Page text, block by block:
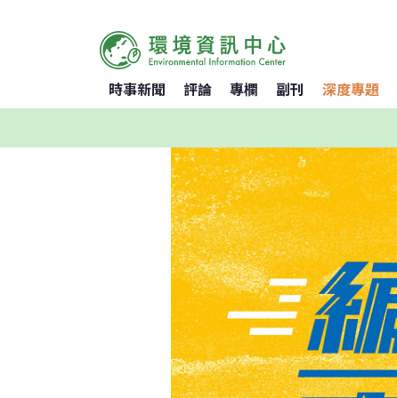
時事新聞 評論 專欄 副刊 深度專題